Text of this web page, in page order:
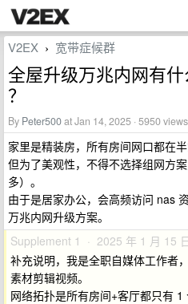
V2EX › 宽带症候群
全屋升级万兆内网有
？
By Peter500at Jan 14, 2025 · 5950 views
家里是精装房，所有房间网口都在
但为了美观性，不得不选择组网方
多）。
由于是居家办公，会高频访问 nas
万兆内网升级方案。
Supplement 1 · 2025 年 1 月 15
补充说明，我是全职自媒体工作者
素材剪辑视频。
网络拓扑是所有房间+客厅都只有 1